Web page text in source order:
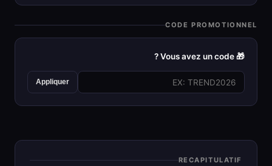
CODE PROMOTIONNEL
🎁 Vous avez un code ?
Appliquer
RECAPITULATIF